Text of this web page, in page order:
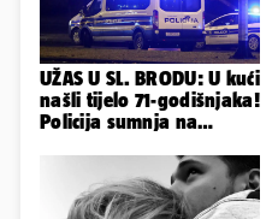
UŽAS U SL. BRODU: U kući
našli tijelo 71-godišnjaka!
Policija sumnja na